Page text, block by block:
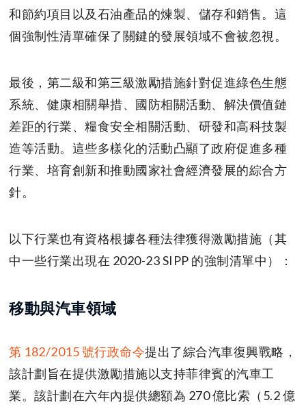
和節約項目以及石油產品的煉製、儲存和銷售。這
個強制性清單確保了關鍵的發展領域不會被忽視。
最後，第二級和第三級激勵措施針對促進綠色生態
系統、健康相關舉措、國防相關活動、解決價值鏈
差距的行業、糧食安全相關活動、研發和高科技製
造等活動。這些多樣化的活動凸顯了政府促進多種
行業、培育創新和推動國家社會經濟發展的綜合方
針。
以下行業也有資格根據各種法律獲得激勵措施（其
中一些行業出現在 2020-23 SIPP 的強制清單中）：
移動與汽車領域
第 182/2015 號行政命令提出了綜合汽車復興戰略，
該計劃旨在提供激勵措施以支持菲律賓的汽車工
業。該計劃在六年內提供總額為 270 億比索（5.2 億